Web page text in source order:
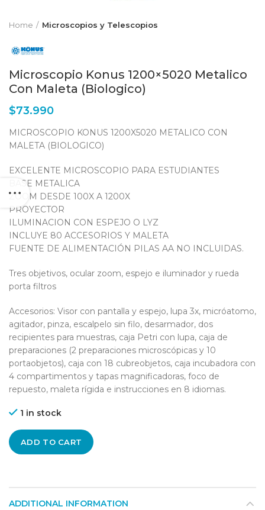
Home Microscopios y Telescopios
Microscopio Konus 1200×5020 Metalico
Con Maleta (Biologico)
$73.990
MICROSCOPIO KONUS 1200X5020 METALICO CON
MALETA (BIOLOGICO)
EXCELENTE MICROSCOPIO PARA ESTUDIANTES
BASE METALICA
ZOOM DESDE 100X A 1200X
PROYECTOR
ILUMINACION CON ESPEJO O LYZ
INCLUYE 80 ACCESORIOS Y MALETA
FUENTE DE ALIMENTACIÓN PILAS AA NO INCLUIDAS.
Tres objetivos, ocular zoom, espejo e iluminador y rueda
porta filtros
Accesorios: Visor con pantalla y espejo, lupa 3x, micróatomo,
agitador, pinza, escalpelo sin filo, desarmador, dos
recipientes para muestras, caja Petri con lupa, caja de
preparaciones (2 preparaciones microscópicas y 10
portaobjetos), caja con 18 cubreobjetos, caja incubadora con
4 compartimentos y tapas magnificadoras, foco de
repuesto, maleta rígida e instrucciones en 8 idiomas.
1 in stock
ADD TO CART
ADDITIONAL INFORMATION